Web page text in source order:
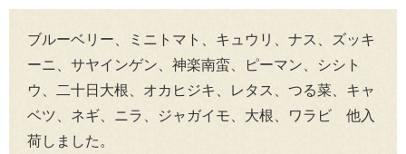
ブルーベリー、ミニトマト、キュウリ、ナス、ズッキ
ーニ、サヤインゲン、神楽南蛮、ピーマン、シシト
ウ、二十日大根、オカヒジキ、レタス、つる菜、キャ
ベツ、ネギ、ニラ、ジャガイモ、大根、ワラビ 他入
荷しました。